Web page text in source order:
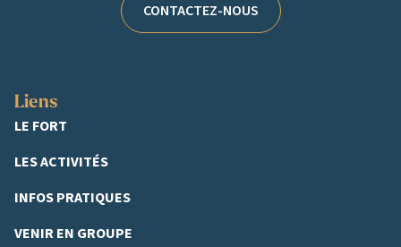
CONTACTEZ-NOUS
Liens
LE FORT
LES ACTIVITÉS
INFOS PRATIQUES
VENIR EN GROUPE